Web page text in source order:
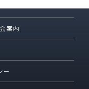
案内
ー